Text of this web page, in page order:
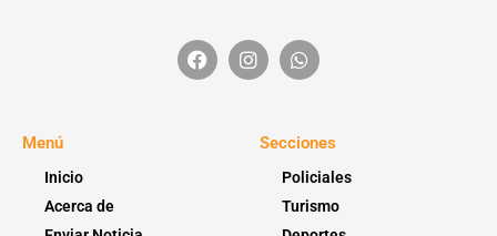
Menú
Inicio
Acerca de
Secciones
Policiales
Turismo